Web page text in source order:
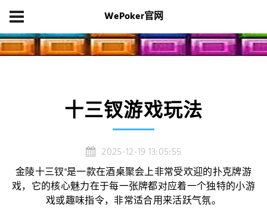
WePoker官网
十三钗游戏玩法
2025-12-19 13:05:55
金陵十三钗"是一款在酒桌聚会上非常受欢迎的扑克牌游
戏，它的核心魅力在于每一张牌都对应着一个独特的小游
戏或趣味指令，非常适合用来活跃气氛。